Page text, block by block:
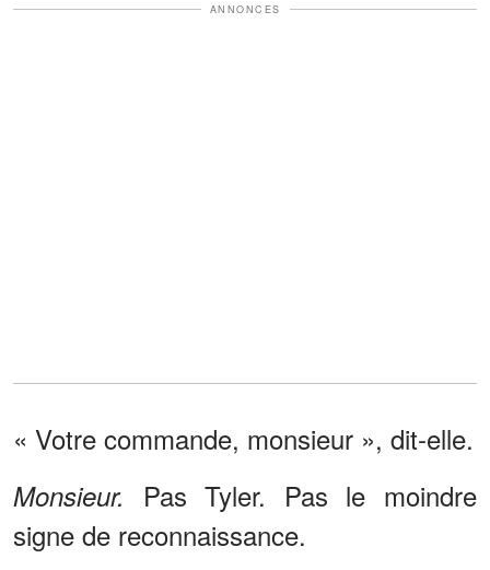
ANNONCES
« Votre commande, monsieur », dit-elle.
Monsieur.
Pas Tyler. Pas le moindre
signe de reconnaissance.